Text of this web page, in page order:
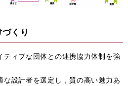
くり
ティブな団体との連携協力体制を強
な設計者を選定し，質の高い魅力あ